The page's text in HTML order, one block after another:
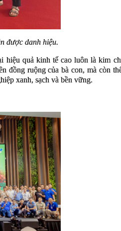
được danh hiệu.
hiệu quả kinh tế cao luôn là kim
đồng ruộng của bà con, mà còn
xanh, sạch và bền vững.